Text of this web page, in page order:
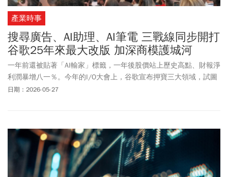
產業時事
搜尋廣告、AI助理、AI筆電 三戰線同步開打
谷歌25年來最大改版 加深商模護城河
一年前還被貼著「AI輸家」標籤，一年後股價站上歷史高點、財報淨
利潤暴增八一％。今年的I/O大會上，谷歌宣布押寶三大領域，試圖
鞏固龍頭地位。
日期：2026-05-27